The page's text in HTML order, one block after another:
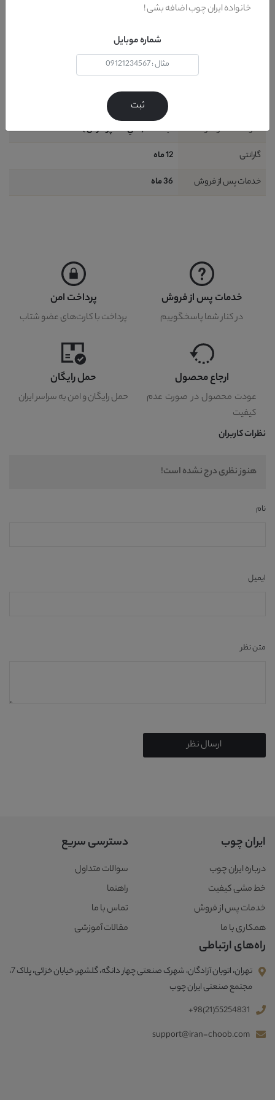
2 نفر (حداقل)
خير
نحوه شست و شو
آب + کف (حتي شامپو فرش )
گارانتی
12 ماه
خدمات پس از فروش
36 ماه
خدمات پس از فروش
در کنار شما پاسخگوییم
پرداخت امن
پرداخت با کارت‌های عضو شتاب
ارجاع محصول
عودت محصول در صورت عدم
کیفیت
حمل رایگان
حمل رایگان و امن به سراسر ایران
نظرات کاربران
هنوز نظری درج نشده است!
نام
ایمیل
متن نظر
ارسال نظر
ایران چوب
درباره ایران چوب
خط مشی کیفیت
خدمات پس از فروش
همکاری با ما
دسترسی سریع
سوالات متداول
راهنما
تماس با ما
مقالات آموزشی
راه‌های ارتباطی
تهران، اتوبان آزادگان، شهرک صنعتی چهار دانگه، گلشهر، خیابان خزائی، پلاک 7،
مجتمع صنعتی ایران چوب
+98(21)55254831
support@iran-choob.com
خانواده ایران چوب اضافه بشی !
شماره موبایل
ثبت